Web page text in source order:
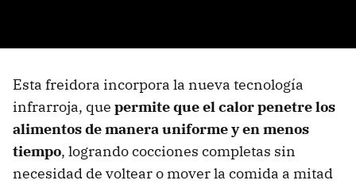
Esta freidora incorpora la nueva tecnología
infrarroja, que permite que el calor penetre los
alimentos de manera uniforme y en menos
tiempo, logrando cocciones completas sin
necesidad de voltear o mover la comida a mitad